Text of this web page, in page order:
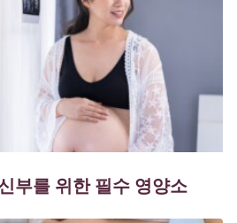
1992;11(4):156-158.
pubmed/1398786
en el infante: materna,
odontológicas.
REVISTA
7(02).
(2018). Child growth
부를 위한 필수 영양소